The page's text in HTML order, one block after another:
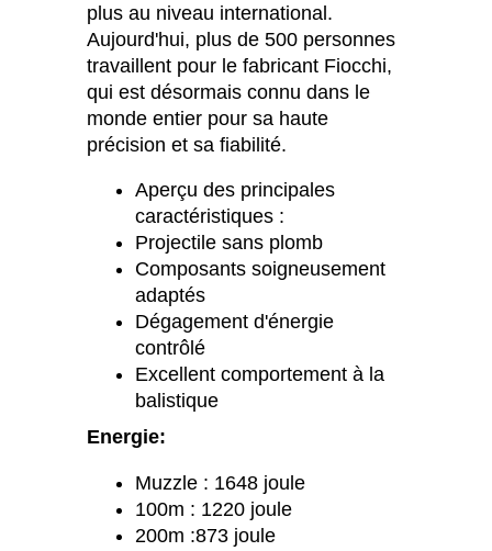
plus au niveau international.
Aujourd'hui, plus de 500 personnes
travaillent pour le fabricant Fiocchi,
qui est désormais connu dans le
monde entier pour sa haute
précision et sa fiabilité.
Aperçu des principales
caractéristiques :
Projectile sans plomb
Composants soigneusement
adaptés
Dégagement d'énergie
contrôlé
Excellent comportement à la
balistique
Energie:
Muzzle : 1648 joule
100m : 1220 joule
200m :873 joule